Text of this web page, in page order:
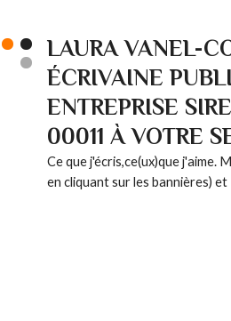
LAURA VANEL-
ÉCRIVAINE
ENTREPRISE
00011 À VOTRE
Ce que j'écris,ce(ux)que j'aime.
en cliquant sur les bannières) et